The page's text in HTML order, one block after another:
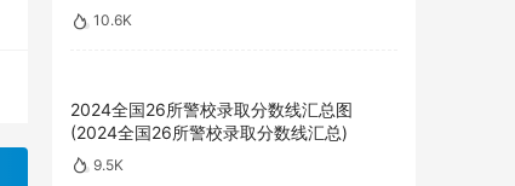
10.6K
2024全国26所警校录取分数线汇总图
(2024全国26所警校录取分数线汇总)
9.5K